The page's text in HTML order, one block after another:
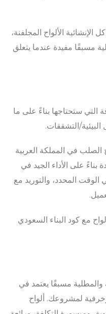
الألواح المجلفنة،
مسبقًا مفيدة عندما يتعلق
التي ستحتاجها بناءً على ما
التشققات.
الصلب في المملكة العربية
بناءً على الأداء الجيد في
الوقت المحدد، والتوريد مع
مع كود البناء السعودي
والمطلية مسبقًا يعتمد في
لمشروعك. ألواح